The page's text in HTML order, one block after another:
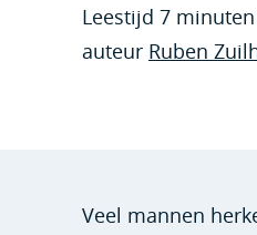
Leestijd 7 minuten
auteur Ruben
Veel mannen